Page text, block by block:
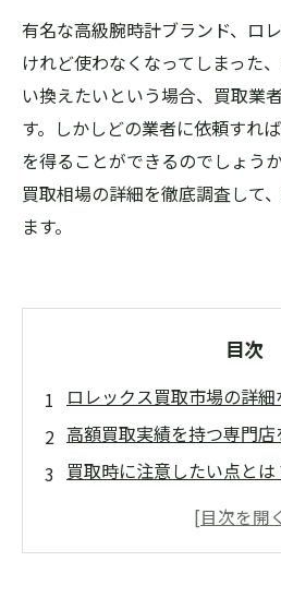
有名な高級腕時計ブランド、ロ
けれど使わなくなってしまった
い換えたいという場合、買取業
す。しかしどの業者に依頼すれ
を得ることができるのでしょう
買取相場の詳細を徹底調査して
ます。
目次
ロレックス買取市場の詳細
高額買取実績を持つ専門店
買取時に注意したい点とは
ロレックス買取価格の決め